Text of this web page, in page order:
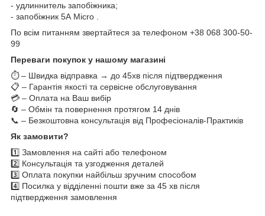
- удлиннитель запобіжника;
- запобіжник 5А Micro .
По всім питанням звертайтеся за телефоном +38 068 300-50-
99
Переваги покупок у нашому магазині
⏱️ – Швидка відправка → до 45хв після підтвердження
📋 – Гарантія якості та сервісне обслуговування
💳 – Оплата на Ваш вибір
🔄 – Обмін та повернення протягом 14 днів
📞 – Безкоштовна консультація від Професіоналів-Практиків
Як замовити?
1️⃣ Замовлення на сайті або телефоном
2️⃣ Консультація та узгодження деталей
3️⃣ Оплата покупки найбільш зручним способом
4️⃣ Посилка у відділенні пошти вже за 45 хв після
підтвердження замовлення